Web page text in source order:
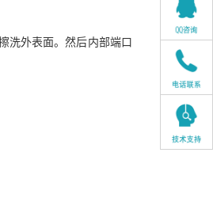
洗外表面。然后内部端口